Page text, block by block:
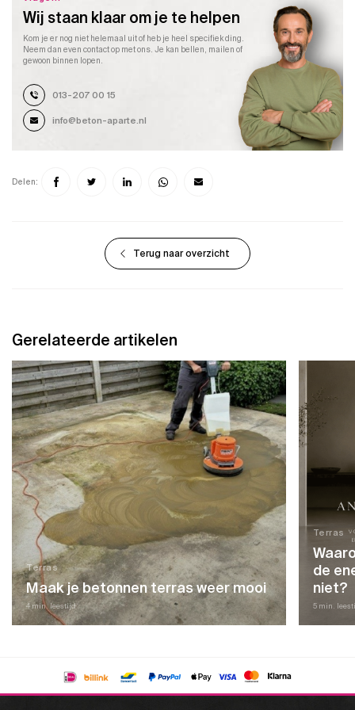
Delen:
Terug naar overzicht
Wij staan klaar om je te helpen
Kom je er nog niet helemaal uit of heb je heel specifiek ding.
Neem dan even contact op met ons. Je kan bellen, mailen of
gewoon binnen lopen.
013-207 00 15
info@beton-aparte.nl
Gerelateerde artikelen
Terras
Maak je betonnen terras weer mooi
4 min. leestijd
Terras
de
niet?
5 min.